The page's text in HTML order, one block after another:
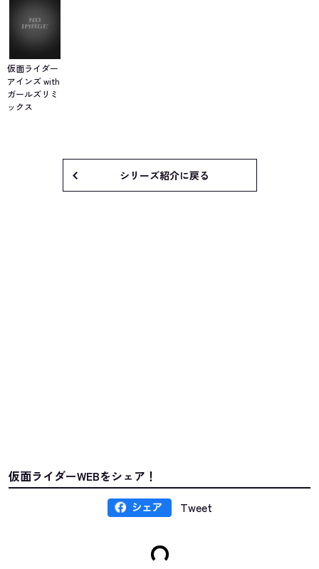
仮面ライダー
アインズ with
ガールズリミ
ックス
シリーズ紹介に戻る
仮面ライダーWEBをシェア！
Tweet